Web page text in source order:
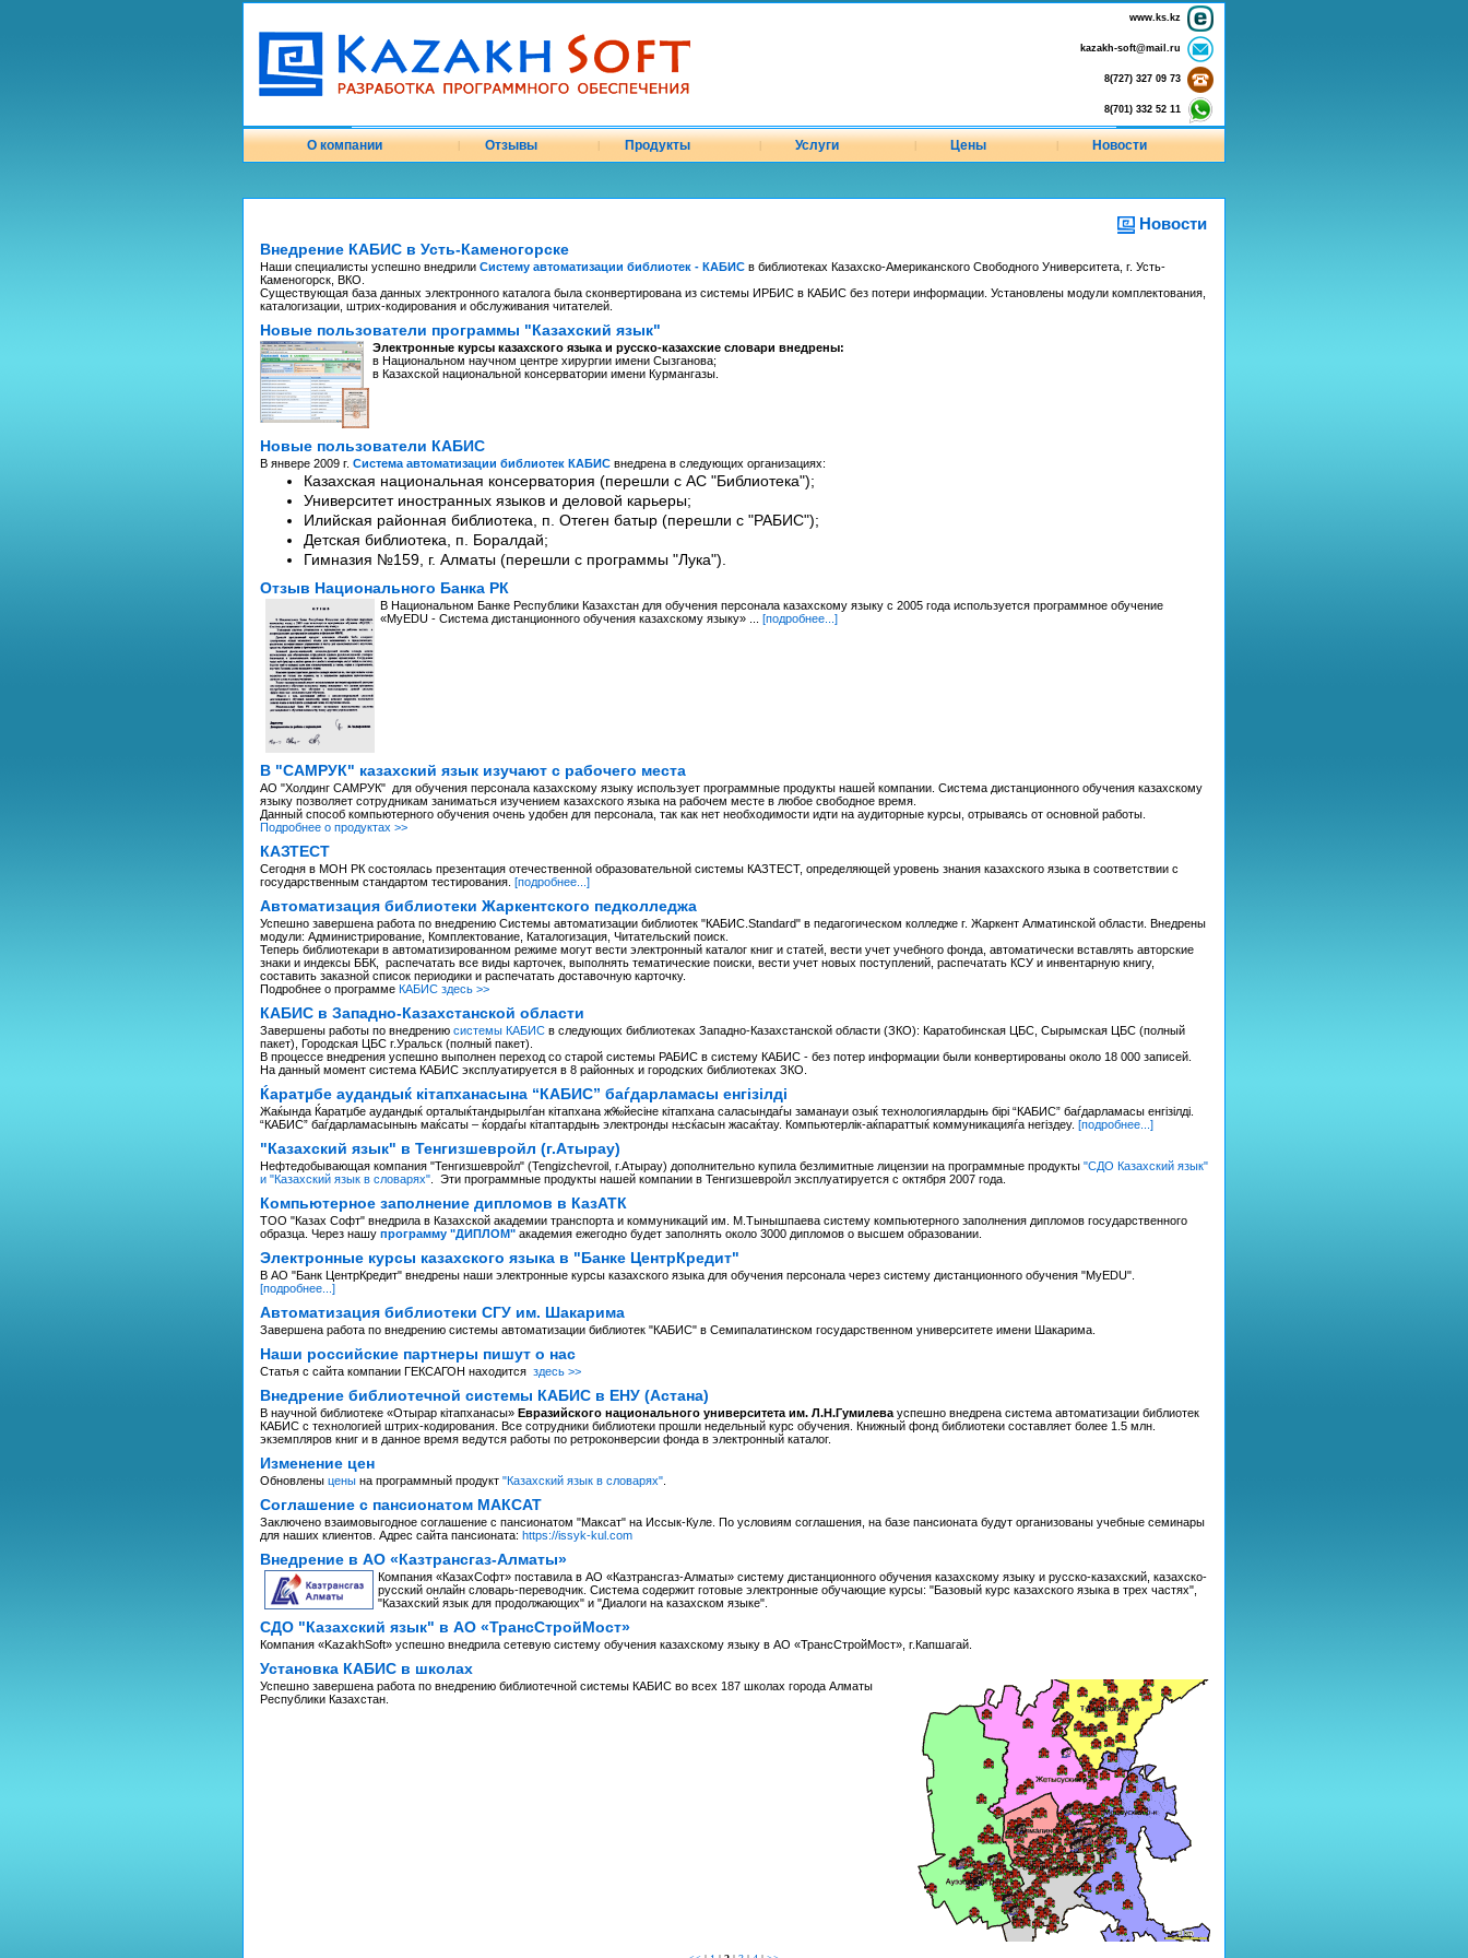
www.ks.kz
kazakh-soft@mail.ru
8(727) 327 09 73
8(701) 332 52 11
О компании Отзывы Продукты Услуги Цены Новости
Новости
Внедрение КАБИС в Усть-Каменогорске
Наши специалисты успешно внедрили Систему автоматизации библиотек - КАБИС в библиотеках Казахско-Американского Свободного Университета, г. Усть-
Каменогорск, ВКО.
Существующая база данных электронного каталога была сконвертирована из системы ИРБИС в КАБИС без потери информации. Установлены модули комплектования,
каталогизации, штрих-кодирования и обслуживания читателей.
Новые пользователи программы "Казахский язык"
Электронные курсы казахского языка и русско-казахские словари внедрены:
в Национальном научном центре хирургии имени Сызганова;
в Казахской национальной консерватории имени Курмангазы.
Новые пользователи КАБИС
В янвере 2009 г. Система автоматизации библиотек КАБИС внедрена в следующих организациях:
Казахская национальная консерватория (перешли с АС "Библиотека");
Университет иностранных языков и деловой карьеры;
Илийская районная библиотека, п. Отеген батыр (перешли с "РАБИС");
Детская библиотека, п. Боралдай;
Гимназия №159, г. Алматы (перешли с программы "Лука").
Отзыв Национального Банка РК
В Национальном Банке Республики Казахстан для обучения персонала казахскому языку с 2005 года используется программное обучение
«MyEDU - Система дистанционного обучения казахскому языку» ... [подробнее...]
В "САМРУК" казахский язык изучают с рабочего места
АО "Холдинг САМРУК" для обучения персонала казахскому языку использует программные продукты нашей компании. Система дистанционного обучения казахскому
языку позволяет сотрудникам заниматься изучением казахского языка на рабочем месте в любое свободное время.
Данный способ компьютерного обучения очень удобен для персонала, так как нет необходимости идти на аудиторные курсы, отрываясь от основной работы.
Подробнее о продуктах >>
КАЗТЕСТ
Сегодня в МОН РК состоялась презентация отечественной образовательной системы КАЗТЕСТ, определяющей уровень знания казахского языка в соответствии с
государственным стандартом тестирования. [подробнее...]
Автоматизация библиотеки Жаркентского педколледжа
Успешно завершена работа по внедрению Системы автоматизации библиотек "КАБИС.Standard" в педагогическом колледже г. Жаркент Алматинской области. Внедрены
модули: Администрирование, Комплектование, Каталогизация, Читательский поиск.
Теперь библиотекари в автоматизированном режиме могут вести электронный каталог книг и статей, вести учет учебного фонда, автоматически вставлять авторские
знаки и индексы ББК, распечатать все виды карточек, выполнять тематические поиски, вести учет новых поступлений, распечатать КСУ и инвентарную книгу,
составить заказной список периодики и распечатать доставочную карточку.
Подробнее о программе КАБИС здесь >>
КАБИС в Западно-Казахстанской области
Завершены работы по внедрению системы КАБИС в следующих библиотеках Западно-Казахстанской области (ЗКО): Каратобинская ЦБС, Сырымская ЦБС (полный
пакет), Городская ЦБС г.Уральск (полный пакет).
В процессе внедрения успешно выполнен переход со старой системы РАБИС в систему КАБИС - без потер информации были конвертированы около 18 000 записей.
На данный момент система КАБИС эксплуатируется в 8 районных и городских библиотеках ЗКО.
Ќаратµбе аудандыќ кітапханасына “КАБИС” баѓдарламасы енгізілді
Жаќында Ќаратµбе аудандыќ орталыќтандырылѓан кітапхана ж‰йесіне кітапхана саласындаѓы заманауи озыќ технологиялардыњ бірі “КАБИС” баѓдарламасы енгізілді.
“КАБИС” баѓдарламасыныњ маќсаты – ќордаѓы кітаптардыњ электронды н±сќасын жасаќтау. Компьютерлік-аќпараттыќ коммуникацияѓа негіздеу. [подробнее...]
"Казахский язык" в Тенгизшевройл (г.Атырау)
Нефтедобывающая компания "Тенгизшевройл" (Tengizchevroil, г.Атырау) дополнительно купила безлимитные лицензии на программные продукты "СДО Казахский язык"
и "Казахский язык в словарях" . Эти программные продукты нашей компании в Тенгизшевройл эксплуатируется с октября 2007 года.
Компьютерное заполнение дипломов в КазАТК
ТОО "Казах Софт" внедрила в Казахской академии транспорта и коммуникаций им. М.Тынышпаева систему компьютерного заполнения дипломов государственного
образца. Через нашу программу "ДИПЛОМ" академия ежегодно будет заполнять около 3000 дипломов о высшем образовании.
Электронные курсы казахского языка в "Банке ЦентрКредит"
В АО "Банк ЦентрКредит" внедрены наши электронные курсы казахского языка для обучения персонала через систему дистанционного обучения "MyEDU".
[подробнее...]
Автоматизация библиотеки СГУ им. Шакарима
Завершена работа по внедрению системы автоматизации библиотек "КАБИС" в Семипалатинском государственном университете имени Шакарима.
Наши российские партнеры пишут о нас
Статья с сайта компании ГЕКСАГОН находится здесь >>
Внедрение библиотечной системы КАБИС в ЕНУ (Астана)
В научной библиотеке «Отырар кiтапханасы» Евразийского национального университета им. Л.Н.Гумилева успешно внедрена система автоматизации библиотек
КАБИС с технологией штрих-кодирования. Все сотрудники библиотеки прошли недельный курс обучения. Книжный фонд библиотеки составляет более 1.5 млн.
экземпляров книг и в данное время ведутся работы по ретроконверсии фонда в электронный каталог.
Изменение цен
Обновлены цены на программный продукт "Казахский язык в словарях"
Соглашение с пансионатом МАКСАТ
Заключено взаимовыгодное соглашение с пансионатом "Максат" на Иссык-Куле. По условиям соглашения, на базе пансионата будут организованы учебные семинары
для наших клиентов. Адрес сайта пансионата: https://issyk-kul.com
Внедрение в АО «Казтрансгаз-Алматы»
Компания «КазахСофт» поставила в АО «Казтрансгаз-Алматы» систему дистанционного обучения казахскому языку и русско-казахский, казахско-
русский онлайн словарь-переводчик. Система содержит готовые электронные обучающие курсы: "Базовый курс казахского языка в трех частях",
"Казахский язык для продолжающих" и "Диалоги на казахском языке".
СДО "Казахский язык" в АО «ТрансСтройМост»
Компания «KazakhSoft» успешно внедрила сетевую систему обучения казахскому языку в АО «ТрансСтройМост», г.Капшагай.
Установка КАБИС в школах
Успешно завершена работа по внедрению библиотечной системы КАБИС во всех 187 школах города Алматы
Республики Казахстан.